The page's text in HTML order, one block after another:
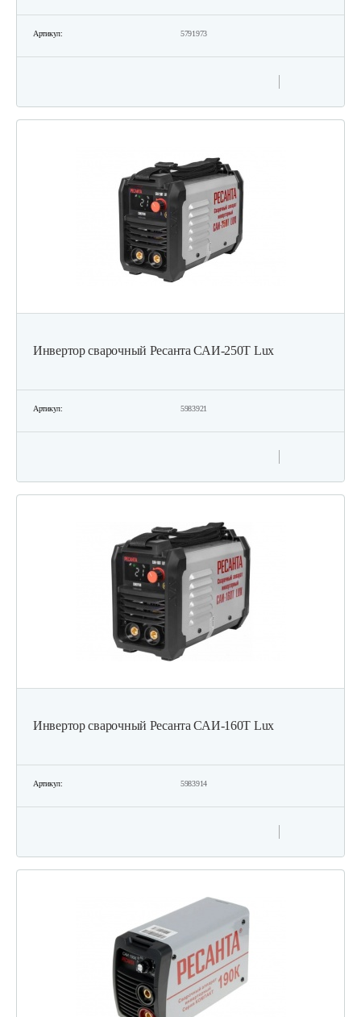
Артикул: 5791973
Инвертор сварочный Ресанта САИ-250Т Lux
Артикул: 5983921
Инвертор сварочный Ресанта САИ-160Т Lux
Артикул: 5983914